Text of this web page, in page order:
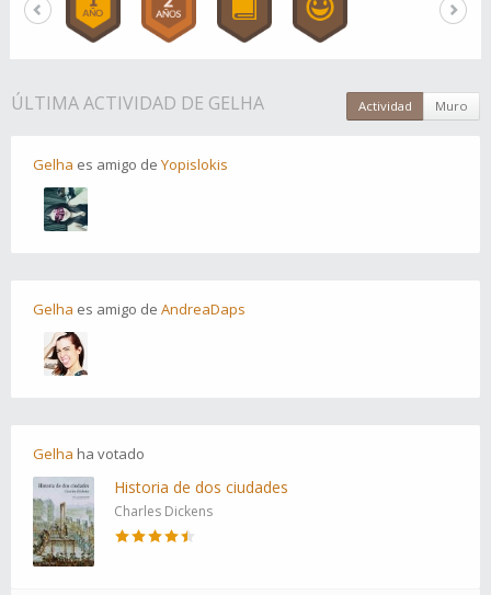
Actividad Muro
ÚLTIMA ACTIVIDAD DE GELHA
Gelha es amigo de Yopislokis
Gelha es amigo de AndreaDaps
Gelha ha votado
Historia de dos ciudades
Charles Dickens